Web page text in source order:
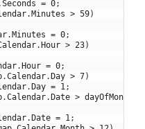
Seconds = 0;
.Minutes > 59)
.Minutes = 0;
.Hour > 23)
.Hour = 0;
.Calendar.Day > 7)
.Day = 1 ;
.Calendar.Date > dayOfMonth
.Date = 1 ;